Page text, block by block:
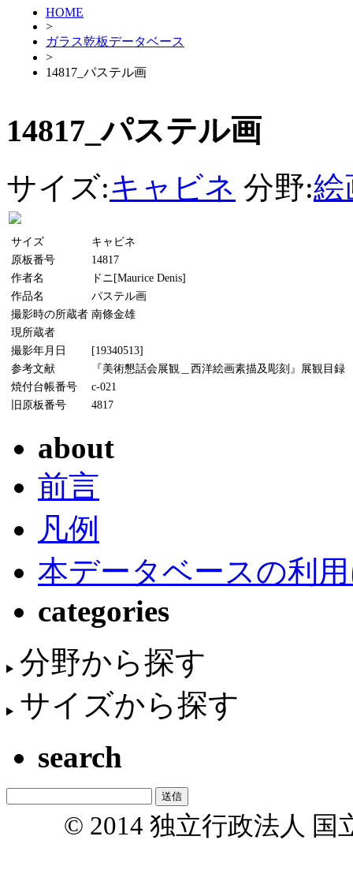
HOME
>
ガラス乾板データベース
>
14817_パステル画
14817_パステル画
サイズ:キャビネ 分野:絵
サイズ
キャビネ
原板番号
14817
作者名
ドニ[Maurice Denis]
作品名
パステル画
撮影時の所蔵者 南條金雄
現所蔵者
撮影年月日
[19340513]
参考文献
『美術懇話会展観＿西洋絵画素描及彫刻』展観目
焼付台帳番号
c-021
旧原板番号
4817
about
前言
凡例
本データベースの利
categories
分野から探す
サイズから探す
search
© 2014 独立行政法人 国